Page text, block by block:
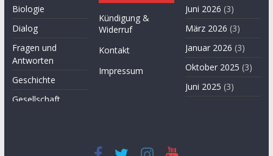
Biologie
Dialog
Fragen und
Antworten
Geschichte
Gesellschaft
Kündigung &
Widerruf
Kontakt
Impressum
Juni 2026 (3)
März 2026 (3)
Januar 2026 (3)
Oktober 2025 (3)
Juni 2025 (3)